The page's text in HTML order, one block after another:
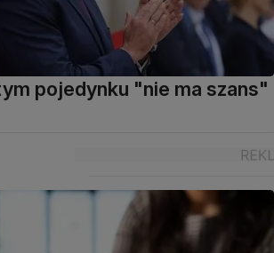
pojedynku "nie ma szans"